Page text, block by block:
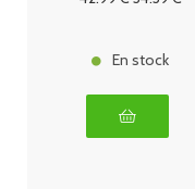
En stock